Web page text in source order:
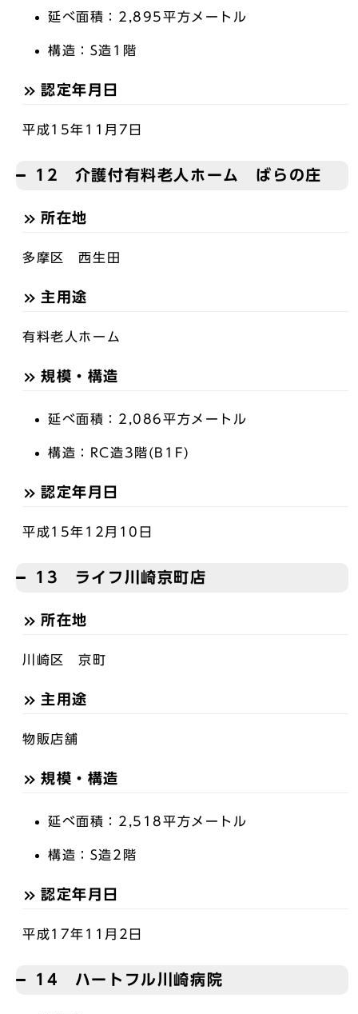
延べ面積：2,895平方メートル
構造：S造1階
認定年月日
平成15年11月7日
12 介護付有料老人ホーム ばらの庄
所在地
多摩区 西生田
主用途
有料老人ホーム
規模・構造
延べ面積：2,086平方メートル
構造：RC造3階(B1F)
認定年月日
平成15年12月10日
13 ライフ川崎京町店
所在地
川崎区 京町
主用途
物販店舗
規模・構造
延べ面積：2,518平方メートル
構造：S造2階
認定年月日
平成17年11月2日
14 ハートフル川崎病院